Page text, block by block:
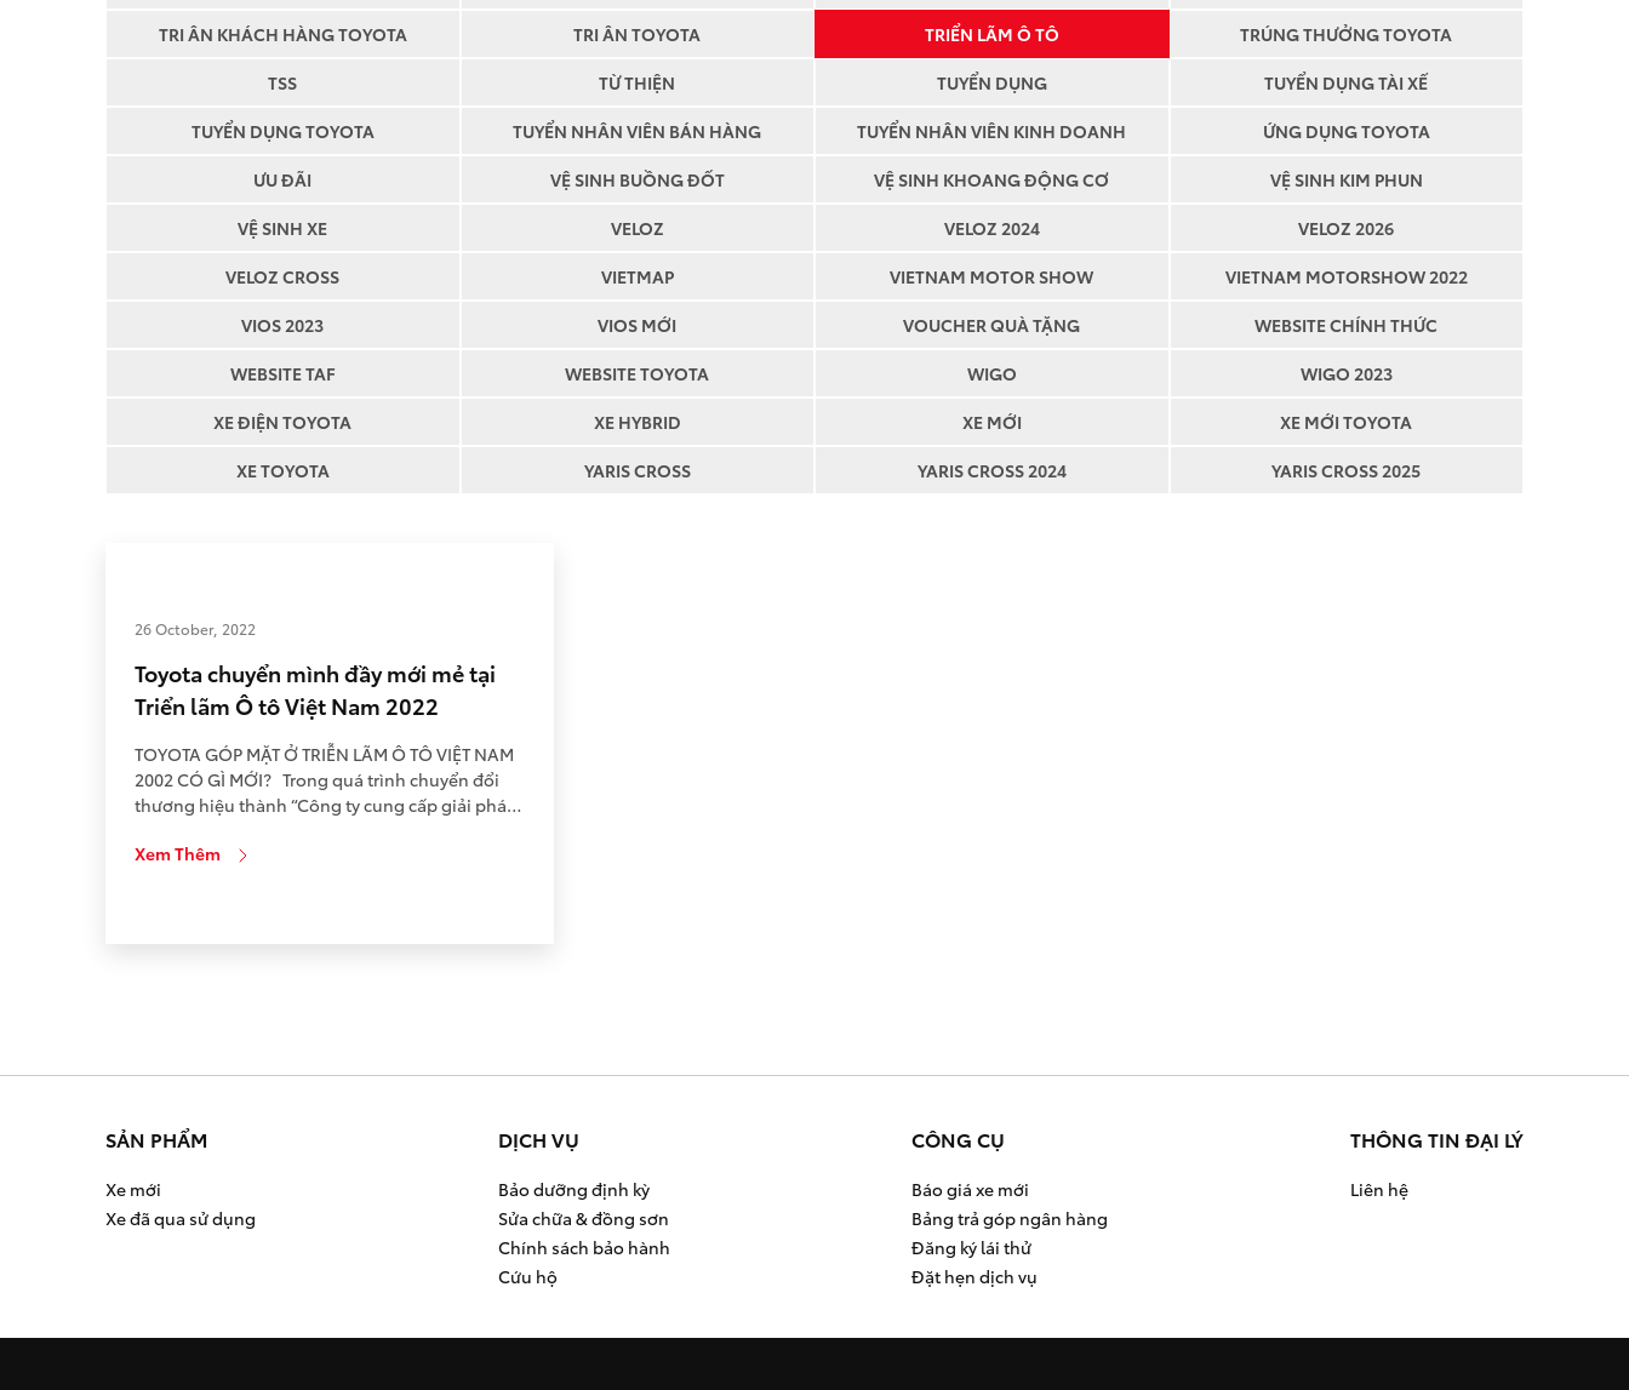
TRI ÂN KHÁCH HÀNG TOYOTA
TRI ÂN TOYOTA TRIỂN LÃM Ô TÔ
TRÚNG THƯỞNG TOYOTA
TSS
TỪ THIỆN TUYỂN DỤNG
TUYỂN DỤNG TÀI XẾ
TUYỂN DỤNG TOYOTA
TUYỂN NHÂN VIÊN BÁN HÀNG TUYỂN NHÂN VIÊN KINH DOANH
ỨNG DỤNG TOYOTA
ƯU ĐÃI
VỆ SINH BUỒNG ĐỐT VỆ SINH KHOANG ĐỘNG CƠ
VỆ SINH KIM PHUN
VỆ SINH XE
VELOZ VELOZ 2024
VELOZ 2026
VELOZ CROSS
VIETMAP VIETNAM MOTOR SHOW
VIETNAM MOTORSHOW 2022
VIOS 2023
VIOS MỚI VOUCHER QUÀ TẶNG
WEBSITE CHÍNH THỨC
WEBSITE TAF
WEBSITE TOYOTA WIGO
WIGO 2023
XE ĐIỆN TOYOTA
XE HYBRID XE MỚI
XE MỚI TOYOTA
XE TOYOTA
YARIS CROSS YARIS CROSS 2024 YARIS CROSS 2025
26 October, 2022
Toyota chuyển mình đầy mới mẻ tại
Triển lãm Ô tô Việt Nam 2022
TOYOTA GÓP MẶT Ở TRIỄN LÃM Ô TÔ VIỆT NAM
2002 CÓ GÌ MỚI? Trong quá trình chuyển đổi
thương hiệu thành “Công ty cung cấp giải pháp
của mọi hoạt động với cam kết “Move Your
Xem Thêm
SẢN PHẨM
Xe mới
Xe đã qua sử dụng
DỊCH VỤ
Bảo dưỡng định kỳ
Sửa chữa & đồng sơn
Chính sách bảo hành
Cứu hộ
CÔNG CỤ
Báo giá xe mới
Bảng trả góp ngân hàng
Đăng ký lái thử
Đặt hẹn dịch vụ
THÔNG TIN ĐẠI LÝ
Liên hệ